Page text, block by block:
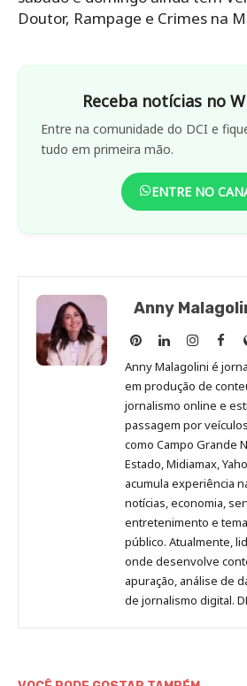
Doutor, Rampage e Crimes na
Receba notícias no
Entre na comunidade do DCI e
tudo em primeira mão.
ENTRE NO
Anny
Anny
Malagolini
no
Pinterest
Anny
Malagolini
no
LinkedIn
Anny
no
no
Anny Malagolini é
em produção de
jornalismo online e
passagem por
como Campo Grande
Estado, Midiamax,
acumula experiência
notícias, economia,
entretenimento e
público. Atualmente,
onde desenvolve
apuração, análise de
de jornalismo digital.